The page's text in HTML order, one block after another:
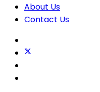
About Us
Contact Us